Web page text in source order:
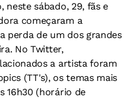
neste sábado, 29, fãs e
começaram a
perda de um dos grandes
No Twitter,
a artista foram
(TT's), os temas mais
16h30 (horário de